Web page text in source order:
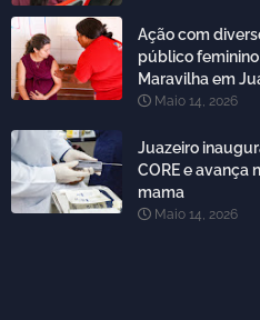
Ação com
público
Maravilha em
Maio 14, 2026
Juazeiro
CORE e avança
mama
Maio 14, 2026